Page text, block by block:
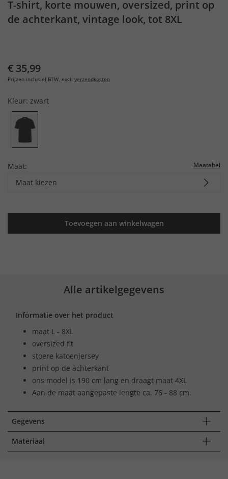
T-shirt, korte mouwen, oversized, print op
de achterkant, vintage look, tot 8XL
€ 35,99
Prijzen inclusief BTW, excl. verzendkosten
Kleur: zwart
Maat: Maatabel
Maat kiezen
Toevoegen aan winkelwagen
Alle artikelgegevens
Informatie over het product
maat L - 8XL
oversized fit
stoere katoenjersey
print op de achterkant
ons model is 190 cm lang en draagt maat 4XL
Aan de maat aangepaste lengte ca. 76 - 88 cm.
Gegevens
Materiaal